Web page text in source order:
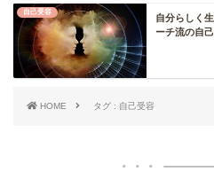
自己受容
自分らしく
ーチ流の自
HOME タグ : 自己受容